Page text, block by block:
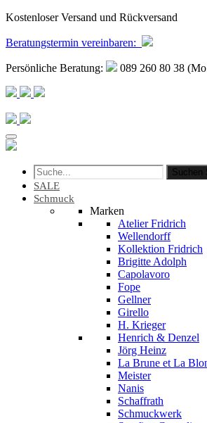
Kostenloser Versand und Rückversand
Beratungstermin vereinbaren:
Persönliche Beratung: 089 260 80 38
Suchen
SALE
Schmuck
Marken
Atelier Fridrich
Wellendorff
Kollektion Fridrich
Brigitte Adolph
Capolavoro
Fope
Gellner
Girello
H. Krieger
Henrich & Denzel
Jörg Heinz
La Brune et La
Meister
Nanis
Schaffrath
Schmuckwerk